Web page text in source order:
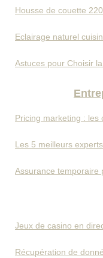
Housse de couette
Eclairage naturel
Astuces pour Choisir la
Pricing marketing : les
Les 5 meilleurs experts
Assurance temporaire
Jeux de casino en
Récupération de